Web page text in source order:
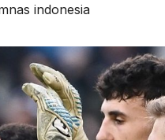
indonesia